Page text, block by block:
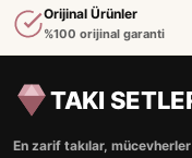
Orijinal Ürünler
%100 orijinal garanti
TAKI
En zarif takılar,